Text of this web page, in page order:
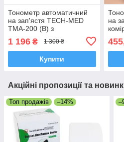
Тонометр автоматичний
на зап'ястя TECH-MED
TMA-200 (B) з
великий синій ЖК дисплей
Польща
1 196 ₴ 1 300 ₴
Купити
на
Акційні пропозиції та
Топ продажів –14%